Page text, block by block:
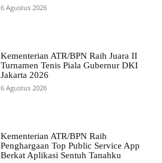
6 Agustus 2026
Kementerian ATR/BPN Raih Juara II
Turnamen Tenis Piala Gubernur DKI
Jakarta 2026
6 Agustus 2026
Kementerian ATR/BPN Raih
Penghargaan Top Public Service App
Berkat Aplikasi Sentuh Tanahku